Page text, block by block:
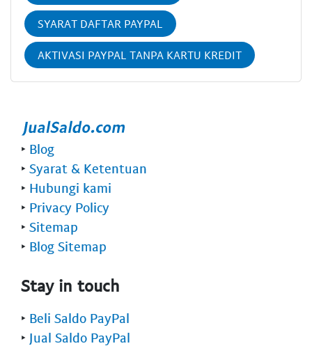
SYARAT DAFTAR PAYPAL
AKTIVASI PAYPAL TANPA KARTU KREDIT
‣ Blog
‣ Syarat & Ketentuan
‣ Hubungi kami
‣ Privacy Policy
‣ Sitemap
‣ Blog Sitemap
Stay in touch
‣ Beli Saldo PayPal
‣ Jual Saldo PayPal